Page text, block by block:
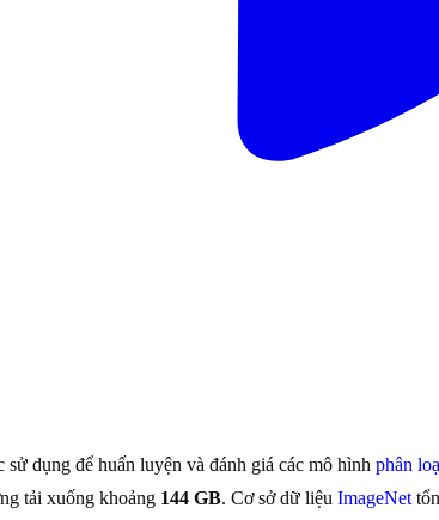
dụng để huấn luyện và đánh giá các mô hình phân
tải xuống khoảng 144 GB. Cơ sở dữ liệu ImageNet